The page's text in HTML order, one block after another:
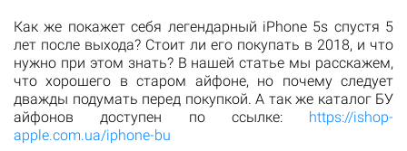
Как же покажет себя легендарный iPhone 5s спустя 5
лет после выхода? Стоит ли его покупать в 2018, и что
нужно при этом знать? В нашей статье мы расскажем,
что хорошего в старом айфоне, но почему следует
дважды подумать перед покупкой. А так же каталог БУ
айфонов доступен по ссылке: https://ishop-
apple.com.ua/iphone-bu